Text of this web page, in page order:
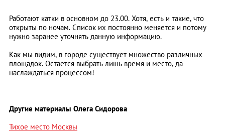
Работают катки в основном до 23.00. Хотя, есть и такие, что
открыты по ночам. Список их постоянно меняется и потому
нужно заранее уточнять данную информацию.
Как мы видим, в городе существует множество различных
площадок. Остается выбрать лишь время и место, да
наслаждаться процессом!
Другие материалы Олега Сидорова
Тихое место Москвы